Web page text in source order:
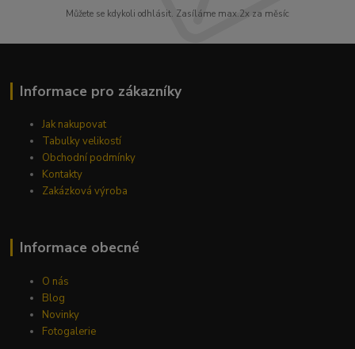
Můžete se kdykoli odhlásit. Zasíláme max.2x za měsíc
Informace pro zákazníky
Jak nakupovat
Tabulky velikostí
Obchodní podmínky
Kontakty
Zakázková výroba
Informace obecné
O nás
Blog
Novinky
Fotogalerie